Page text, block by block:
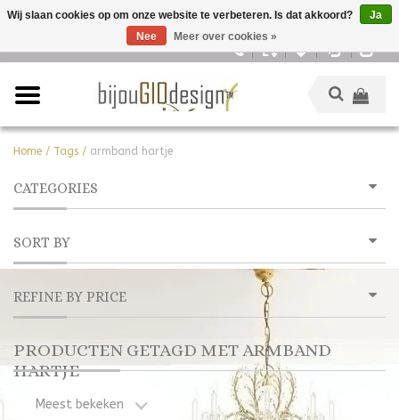
Home / Tags / armband hartje
CATEGORIES
SORT BY
REFINE BY PRICE
PRODUCTEN GETAGD MET ARMBAND
HARTJE
Meest bekeken
Wij slaan cookies op om onze website te verbeteren. Is dat akkoord?
Ja
Nee
Meer over cookies »